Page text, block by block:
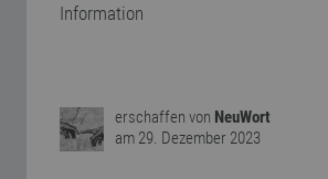
Information
erschaffen von NeuWort
am 29. Dezember 2023